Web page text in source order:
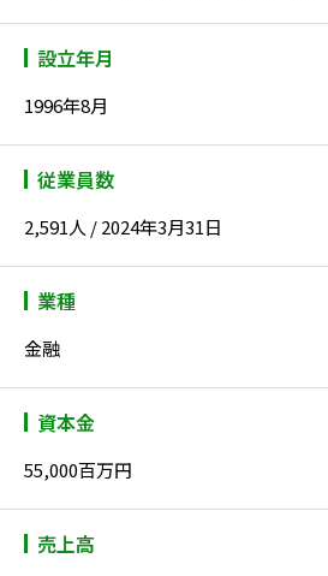
設立年月
1996年8月
従業員数
2,591人 / 2024年3月31日
業種
金融
資本金
55,000百万円
売上高